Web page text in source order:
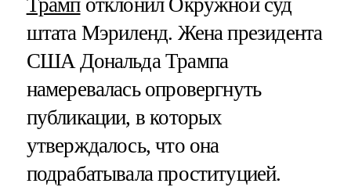
Трампотклонил Окружной суд
штата Мэриленд. Жена президента
США Дональда Трампа
намеревалась опровергнуть
публикации, в которых
утверждалось, что она
подрабатывала проституцией.